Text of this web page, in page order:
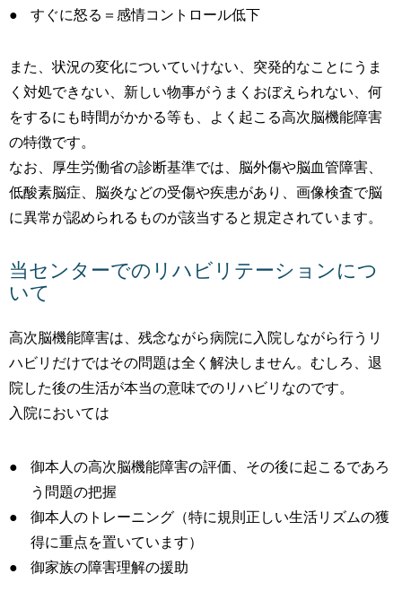
すぐに怒る＝感情コントロール低下
また、状況の変化についていけない、突発的なことにうま
く対処できない、新しい物事がうまくおぼえられない、何
をするにも時間がかかる等も、よく起こる高次脳機能障害
の特徴です。
なお、厚生労働省の診断基準では、脳外傷や脳血管障害、
低酸素脳症、脳炎などの受傷や疾患があり、画像検査で脳
に異常が認められるものが該当すると規定されています。
当センターでのリハビリテーションにつ
いて
高次脳機能障害は、残念ながら病院に入院しながら行うリ
ハビリだけではその問題は全く解決しません。むしろ、退
院した後の生活が本当の意味でのリハビリなのです。
入院においては
御本人の高次脳機能障害の評価、その後に起こるであろ
う問題の把握
御本人のトレーニング（特に規則正しい生活リズムの獲
得に重点を置いています）
御家族の障害理解の援助